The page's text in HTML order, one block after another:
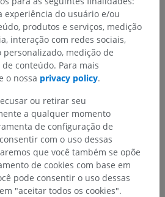
experiência do usuário e/ou
produtos e serviços, medição
interação com redes sociais,
medição de
conteúdo. Para mais
o nossa privacy policy.
ou retirar seu
a qualquer momento
de configuração de
com o uso dessas
que você também se opõe
de cookies com base em
pode consentir o uso dessas
"aceitar todos os cookies".